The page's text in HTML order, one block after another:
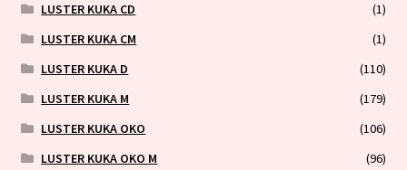
LUSTER KUKA CD
(1)
LUSTER KUKA CM
(1)
LUSTER KUKA D
(110)
LUSTER KUKA M
(179)
LUSTER KUKA OKO
(106)
LUSTER KUKA OKO M
(96)